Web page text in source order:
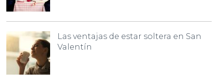
Las ventajas de estar soltera en San
Valentín